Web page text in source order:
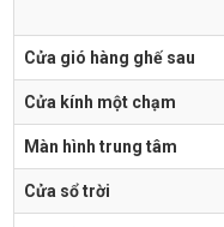
Cửa gió hàng ghế sau
Cửa kính một chạm
Màn hình trung tâm
Cửa sổ trời